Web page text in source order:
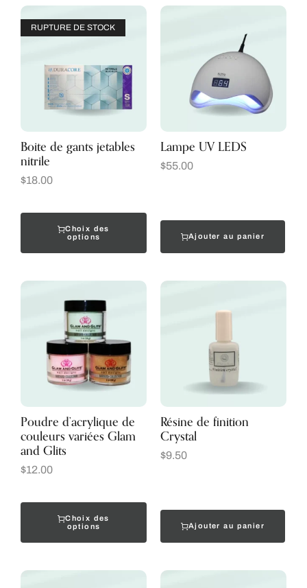
RUPTURE DE STOCK
Boite de gants jetables
nitrile
$18.00
Choix des
options
Lampe UV LEDS
$55.00
Ajouter au panier
Poudre d’acrylique de
couleurs variées Glam
and Glits
$12.00
Choix des
options
Résine de finition
Crystal
$9.50
Ajouter au panier